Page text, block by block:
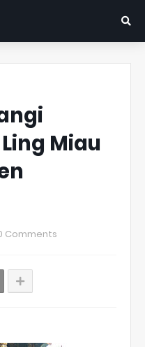
Miau
Comments